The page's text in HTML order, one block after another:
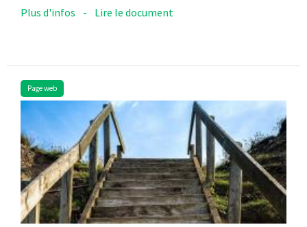
Plus d'infos - Lire le document
Page web